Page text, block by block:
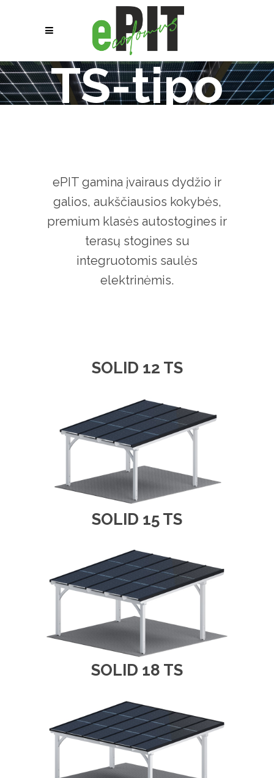
TS-tipo
ePIT gamina įvairaus dydžio ir
galios, aukščiausios kokybės,
premium klasės autostogines ir
terasų stogines su
integruotomis saulės
elektrinėmis.
SOLID 12 TS
SOLID 15 TS
SOLID 18 TS